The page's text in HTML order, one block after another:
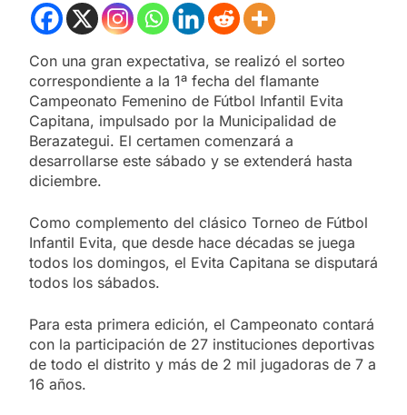
Con una gran expectativa, se realizó el sorteo
correspondiente a la 1ª fecha del flamante
Campeonato Femenino de Fútbol Infantil Evita
Capitana, impulsado por la Municipalidad de
Berazategui. El certamen comenzará a
desarrollarse este sábado y se extenderá hasta
diciembre.
Como complemento del clásico Torneo de Fútbol
Infantil Evita, que desde hace décadas se juega
todos los domingos, el Evita Capitana se disputará
todos los sábados.
Para esta primera edición, el Campeonato contará
con la participación de 27 instituciones deportivas
de todo el distrito y más de 2 mil jugadoras de 7 a
16 años.